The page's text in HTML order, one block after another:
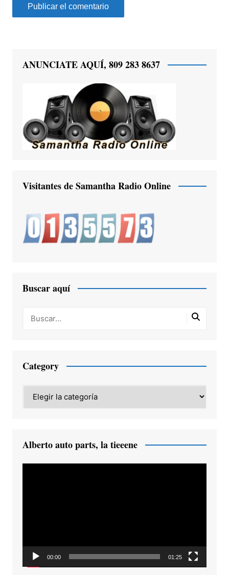
ANUNCIATE AQUÍ, 809 283 8637
Visitantes de Samantha Radio Online
Buscar aquí
Category
Alberto auto parts, la tieeene
00:00 01:25